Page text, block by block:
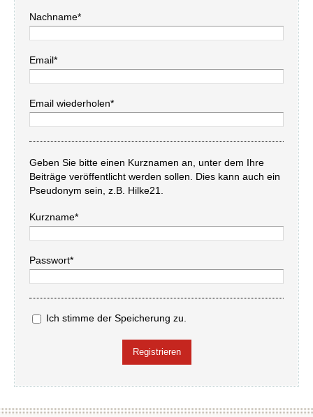
Nachname*
Email*
Email wiederholen*
Geben Sie bitte einen Kurznamen an, unter dem Ihre
Beiträge veröffentlicht werden sollen. Dies kann auch ein
Pseudonym sein, z.B. Hilke21.
Kurzname*
Passwort*
Ich stimme der Speicherung zu.